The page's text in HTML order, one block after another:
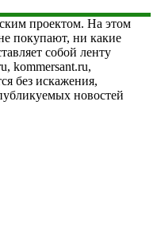
проектом. На этом
покупают, ни какие
собой ленту
kommersant.ru,
без искажения,
новостей